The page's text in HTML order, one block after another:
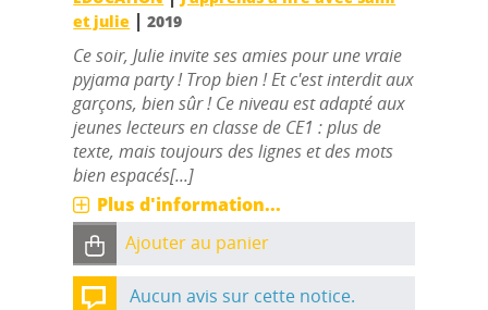
et julie |2019
Ce soir, Julie invite ses amies pour une vraie
pyjama party ! Trop bien ! Et c'est interdit aux
garçons, bien sûr ! Ce niveau est adapté aux
jeunes lecteurs en classe de CE1 : plus de
texte, mais toujours des lignes et des mots
bien espacés[...]
Plus d'information...
Ajouter au panier
Aucun avis sur cette notice.